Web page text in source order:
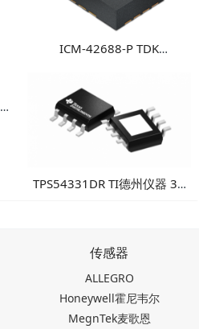
ICM-42688-P TDK
TPS54331DR TI德州仪器 3A
传感器
ALLEGRO
Honeywell霍尼韦尔
MegnTek麦歌恩